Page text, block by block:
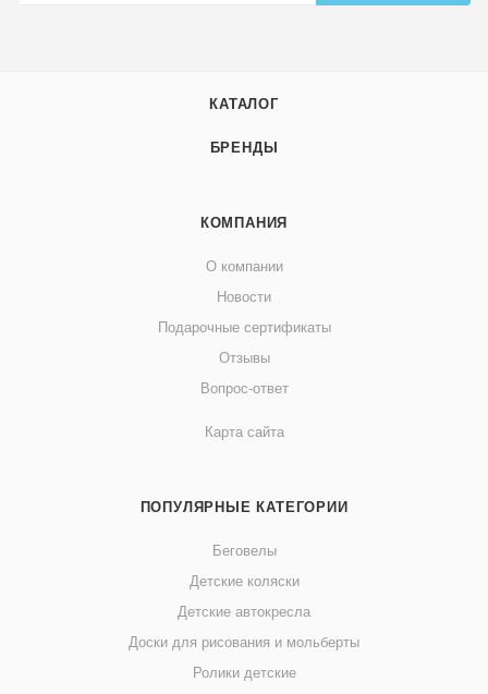
КАТАЛОГ
БРЕНДЫ
КОМПАНИЯ
О компании
Новости
Подарочные сертификаты
Отзывы
Вопрос-ответ
Карта сайта
ПОПУЛЯРНЫЕ КАТЕГОРИИ
Беговелы
Детские коляски
Детские автокресла
Доски для рисования и мольберты
Ролики детские